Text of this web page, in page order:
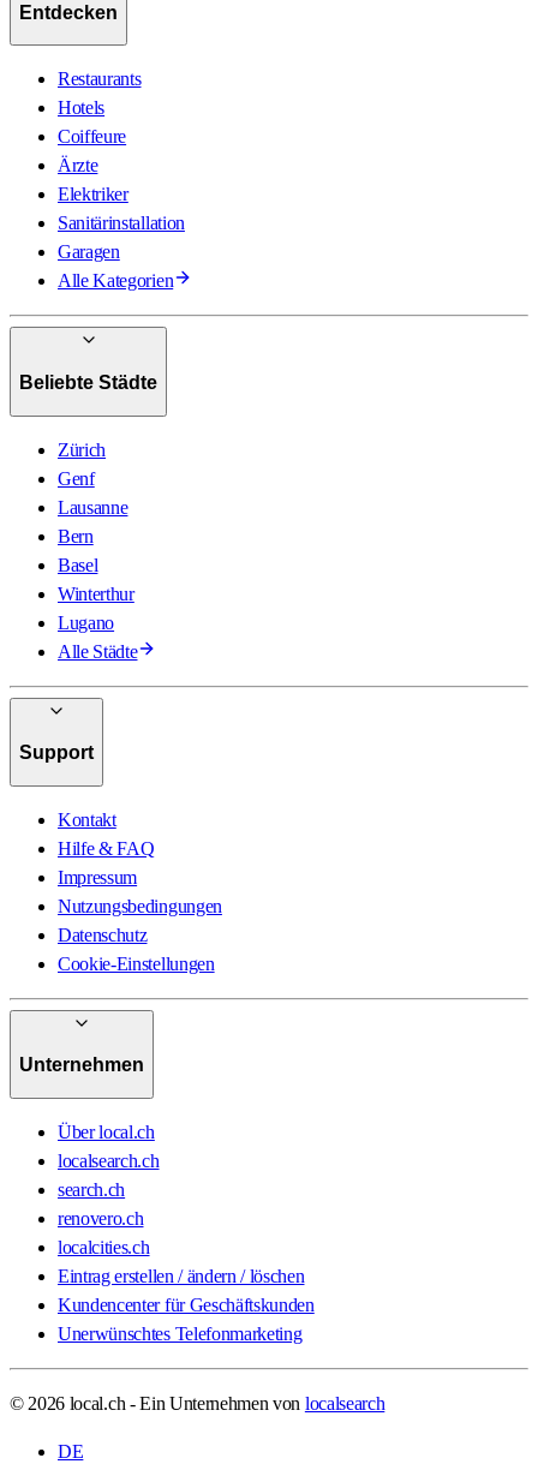
Entdecken
Restaurants
Hotels
Coiffeure
Ärzte
Elektriker
Sanitärinstallation
Garagen
Alle Kategorien
Beliebte Städte
Zürich
Genf
Lausanne
Bern
Basel
Winterthur
Lugano
Alle Städte
Support
Kontakt
Hilfe & FAQ
Impressum
Nutzungsbedingungen
Datenschutz
Cookie-Einstellungen
Unternehmen
Über local.ch
localsearch.ch
search.ch
renovero.ch
localcities.ch
Eintrag erstellen / ändern / löschen
Kundencenter für Geschäftskunden
Unerwünschtes Telefonmarketing
© 2026 local.ch - Ein Unternehmen von localsearch
DE